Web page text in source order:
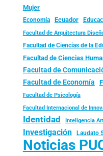
Mujer
Economía Ecuador
Facultad de Arquitectura
Facultad de Ciencias de la
Facultad de Ciencias
Facultad de
Facultad de Economía
Facultad de Psicología
Facultad Internacional de
Identidad Inteligencia
Investigación Laudato
Noticias